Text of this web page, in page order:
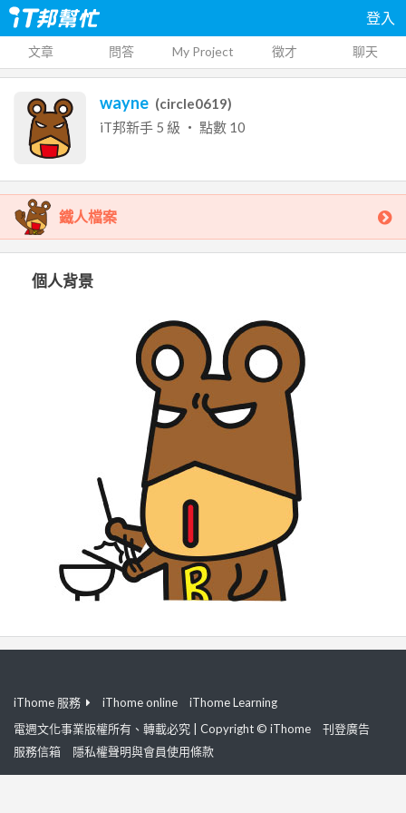
登入
文章 問答 My Project 徵才 聊天
wayne (circle0619)
iT邦新手 5 級 ‧ 點數 10
鐵人檔案
個人背景
iThome 服務 iThome online
iThome Learning
電週文化事業版權所有、轉載必究 | Copyright © iThome
刊登廣告
服務信箱
隱私權聲明與會員使用條款